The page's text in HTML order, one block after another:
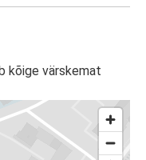
kõige värskemat